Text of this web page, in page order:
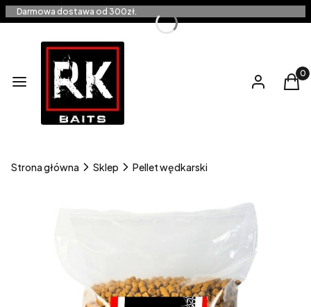
Darmowa dostawa od 300zł.
Menu Zaloguj się
Strona główna Sklep Pellet wędkarski